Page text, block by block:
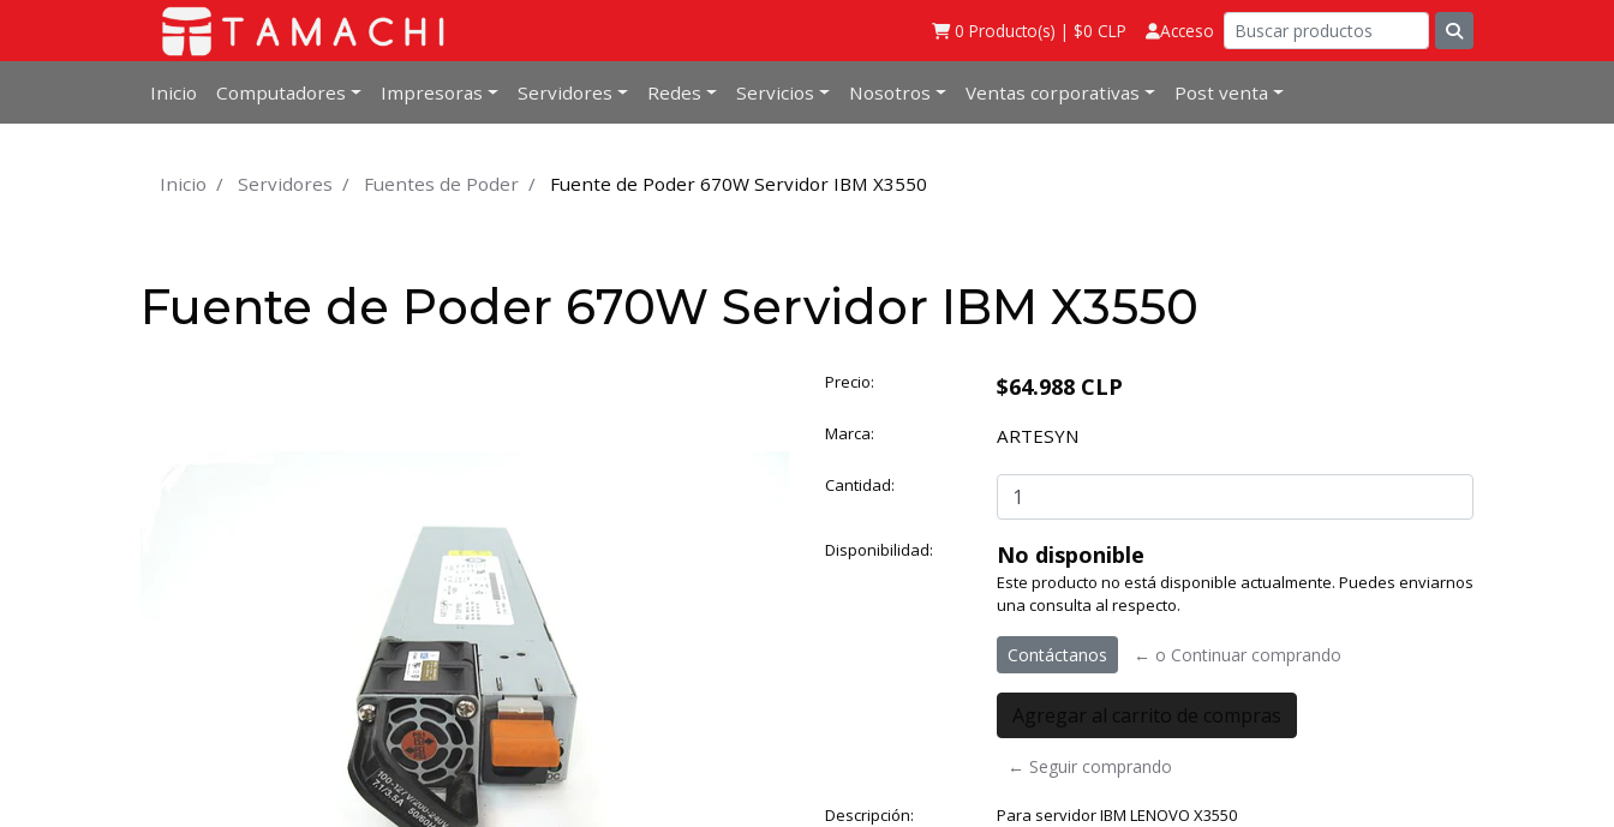
0 Producto(s) | $0 CLP Acceso
Inicio Computadores Impresoras Servidores Redes Servicios Nosotros Ventas corporativas Post venta
Inicio Servidores Fuentes de Poder Fuente de Poder 670W Servidor IBM X3550
Fuente de Poder 670W Servidor IBM X3550
Precio: $64.988 CLP
Marca: ARTESYN
Cantidad:
Disponibilidad: No disponible
Este producto no está disponible actualmente. Puedes enviarnos
una consulta al respecto.
Contáctanos ← o Continuar comprando
← Seguir comprando
Descripción: Para servidor IBM LENOVO X3550